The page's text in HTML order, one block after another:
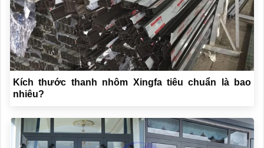
Kích thước thanh nhôm Xingfa tiêu chuẩn là bao
nhiêu?